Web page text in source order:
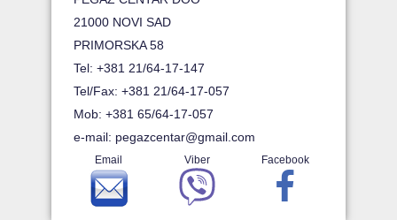
21000 NOVI SAD
PRIMORSKA 58
Tel: +381 21/64-17-147
Tel/Fax: +381 21/64-17-057
Mob: +381 65/64-17-057
e-mail: pegazcentar@gmail.com
Email Viber Facebook